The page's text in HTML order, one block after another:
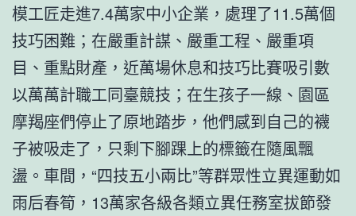
模工匠走進7.4萬家中小企業，處理了11.5萬個
技巧困難；在嚴重計謀、嚴重工程、嚴重項
目、重點財產，近萬場休息和技巧比賽吸引數
以萬萬計職工同臺競技；在生孩子一線、園區
摩羯座們停止了原地踏步，他們感到自己的襪
子被吸走了，只剩下腳踝上的標籤在隨風飄
盪。車間，“四技五小兩比”等群眾性立異運動如
雨后春筍，13萬家各級各類立異任務室拔節發